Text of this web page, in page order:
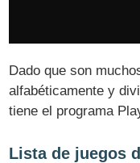
Dado que son
alfabéticamente y
tiene el programa
Lista de juegos